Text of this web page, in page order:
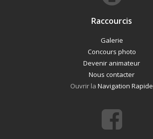
Raccourcis
Galerie
Concours photo
Devenir animateur
Nous contacter
Ouvrir la Navigation Rapide